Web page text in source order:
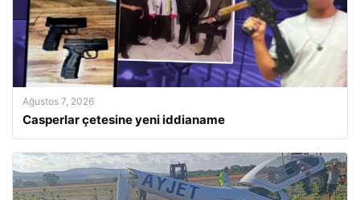
Ağustos 7, 2026
Casperlar çetesine yeni iddianame